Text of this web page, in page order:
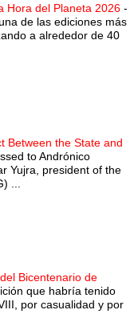
Hora del Planeta 2026 -
de las ediciones más
a alrededor de 40
Between the State and
to Andrónico
Yujra, president of the
...
Bicentenario de
que habría tenido
por casualidad y por